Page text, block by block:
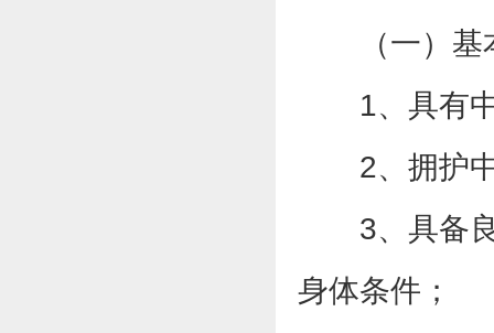
（一）基
1、具有
2、拥护
3、具备
身体条件；